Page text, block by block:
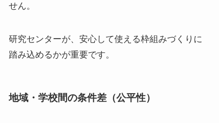
せん。
研究センターが、安心して使える枠組みづくりに
踏み込めるかが重要です。
地域・学校間の条件差（公平性）